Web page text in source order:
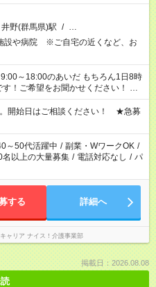
井野(群馬県)駅 / …
設や病院 ※ご自宅の近くなど、お
～18:00のあいだ もちろん1日8時
す！ご希望をお聞かせください！ ★
場合も遠慮なくご相談ください。
が必要です
開始日はご相談ください！ ★急募
～50代活躍中 / 副業・WワークOK /
名以上の大量募集 / 電話対応なし / パ
する 詳細へ
ャリア ナイス！介護事業部
掲載日：2026.08.08